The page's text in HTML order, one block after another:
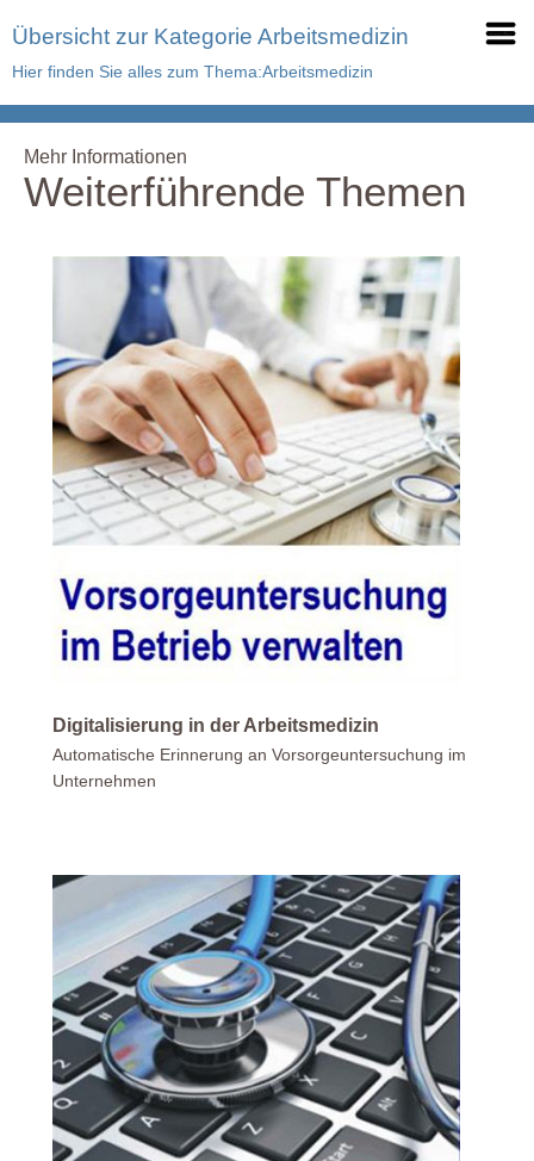
Übersicht zur Kategorie Arbeitsmedizin
Hier finden Sie alles zum Thema:Arbeitsmedizin
Mehr Informationen
Weiterführende Themen
Digitalisierung in der Arbeitsmedizin
Automatische Erinnerung an Vorsorgeuntersuchung im
Unternehmen